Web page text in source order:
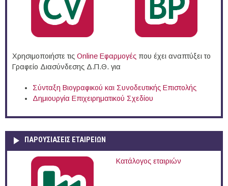
Χρησιμοποιήστε τις Online Eφαρμογές που έχει αναπτύξει το
Γραφείο Διασύνδεσης Δ.Π.Θ. για
Σύνταξη Βιογραφικού και Συνοδευτικής Επιστολής
Δημιουργία Επιχειρηματικού Σχεδίου
ΠΑΡΟΥΣΙΆΣΕΙΣ ΕΤΑΙΡΕΙΏΝ
Κατάλογος εταιριών